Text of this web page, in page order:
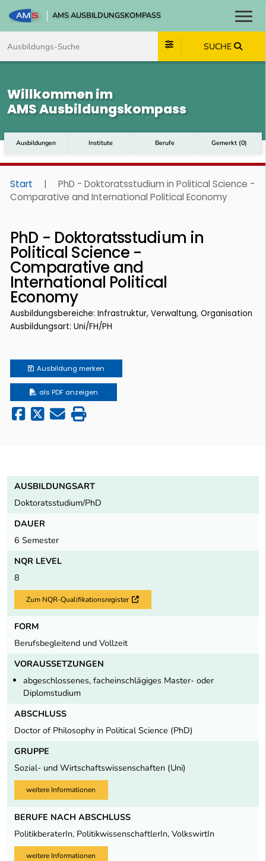
AMS AUSBILDUNGSKOMPASS
SUCHE
Willkommen im
AMS Ausbildungskompass
Ausbildungen Institute Berufe Gemerkt (0)
Start |
PhD - Doktoratsstudium in Political Science -
Comparative and International Political Economy
PhD - Doktoratsstudium in
Political Science -
Comparative and
International Political
Economy
Ausbildungsbereiche: Infrastruktur, Verwaltung, Organisation
Ausbildungsart: Uni/FH/PH
Ausbildung merken
als PDF anzeigen
AUSBILDUNGSART
Doktoratsstudium/PhD
DAUER
6 Semester
NQR LEVEL
8
Zum NQR-Qualifikationsregister Externer Link
FORM
Berufsbegleitend und Vollzeit
VORAUSSETZUNGEN
abgeschlossenes, facheinschlägiges Master- oder
Diplomstudium
ABSCHLUSS
Doctor of Philosophy in Political Science (PhD)
GRUPPE
Sozial- und Wirtschaftswissenschaften (Uni)
weitere Informationen
BERUFE NACH ABSCHLUSS
PolitikberaterIn, PolitikwissenschaftlerIn, VolkswirtIn
weitere Informationen